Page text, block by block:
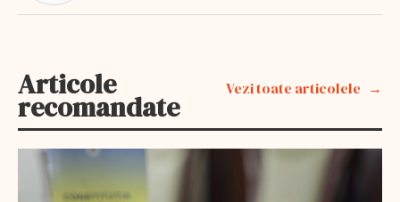
Articole
recomandate
Vezi toate articolele